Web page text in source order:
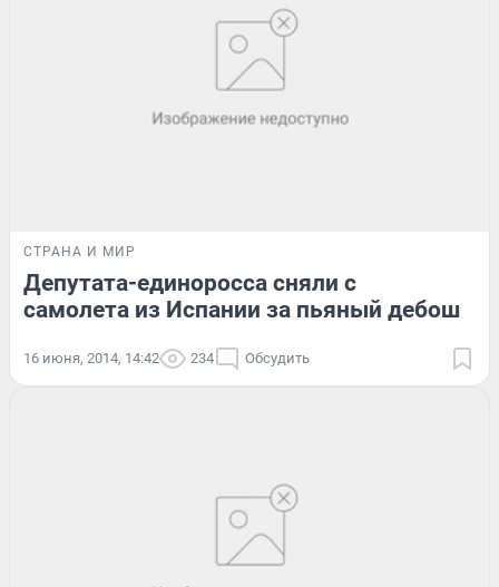
СТРАНА И МИР
Депутата-единоросса сняли с
самолета из Испании за пьяный дебош
16 июня, 2014, 14:42 234 Обсудить